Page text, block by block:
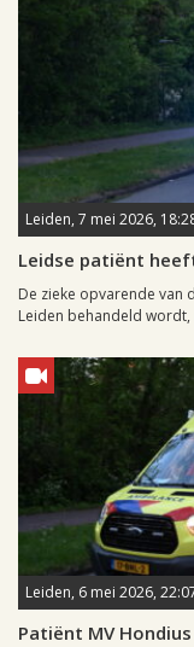
Leiden, 7 mei 2026,
Leidse patiënt
De zieke opvarende van
Leiden behandeld
Leiden, 6 mei 2026,
Patiënt MV